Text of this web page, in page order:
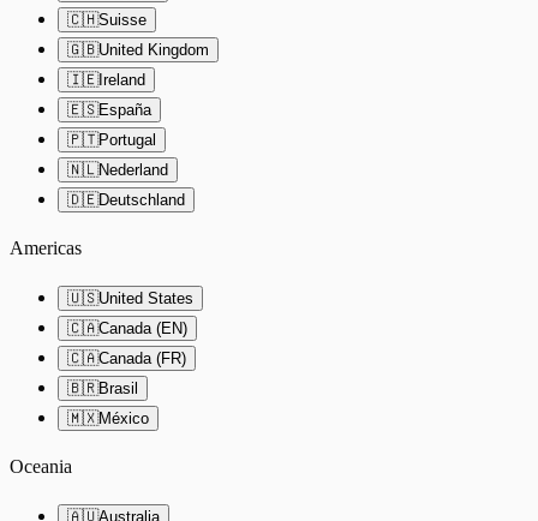
🇨🇭Suisse
🇬🇧United Kingdom
🇮🇪Ireland
🇪🇸España
🇵🇹Portugal
🇳🇱Nederland
🇩🇪Deutschland
Americas
🇺🇸United States
🇨🇦Canada (EN)
🇨🇦Canada (FR)
🇧🇷Brasil
🇲🇽México
Oceania
🇦🇺Australia